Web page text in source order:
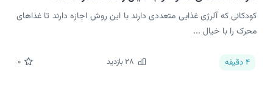
کودکانی که آلرژی غذایی متعددی دارند با این روش اجازه دارند تا غذاهای
محرک را با خیال ...
4 دقیقه 28 بازدید 0